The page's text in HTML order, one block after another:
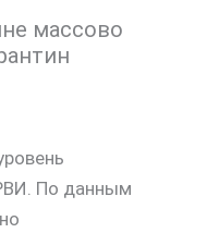
массово
По данным